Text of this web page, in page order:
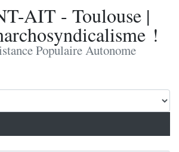
AIT - Toulouse |
!
Populaire Autonome